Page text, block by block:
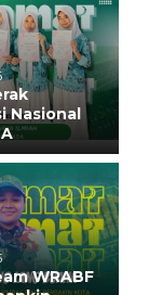
Nasional
WRABF